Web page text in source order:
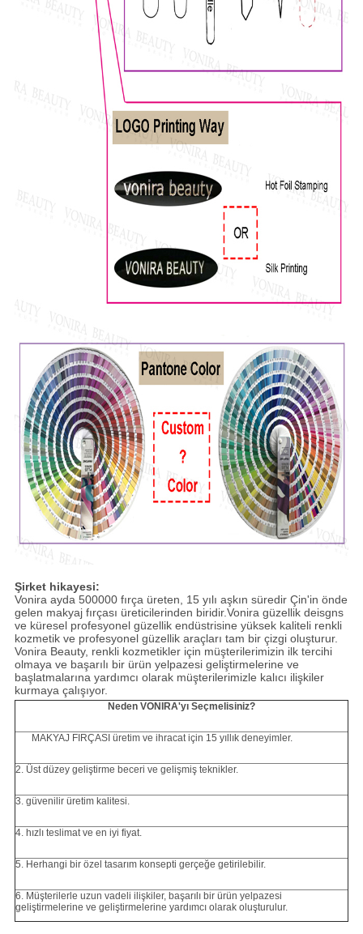
Şirket hikayesi:
Vonira ayda 500000 fırça üreten, 15 yılı aşkın süredir Çin'in önde
gelen makyaj fırçası üreticilerinden biridir.Vonira güzellik deisgns
ve küresel profesyonel güzellik endüstrisine yüksek kaliteli renkli
kozmetik ve profesyonel güzellik araçları tam bir çizgi oluşturur.
Vonira Beauty, renkli kozmetikler için müşterilerimizin ilk tercihi
olmaya ve başarılı bir ürün yelpazesi geliştirmelerine ve
başlatmalarına yardımcı olarak müşterilerimizle kalıcı ilişkiler
kurmaya çalışıyor.
Neden VONIRA'yı Seçmelisiniz?
MAKYAJ FIRÇASI üretim ve ihracat için 15 yıllık deneyimler.
2. Üst düzey geliştirme beceri ve gelişmiş teknikler.
3. güvenilir üretim kalitesi.
4. hızlı teslimat ve en iyi fiyat.
5. Herhangi bir özel tasarım konsepti gerçeğe getirilebilir.
6. Müşterilerle uzun vadeli ilişkiler, başarılı bir ürün yelpazesi
geliştirmelerine ve geliştirmelerine yardımcı olarak oluşturulur.